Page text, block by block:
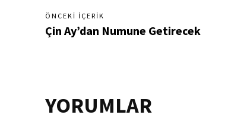
ÖNCEKI İÇERIK
Çin Ay’dan Numune Getirecek
YORUMLAR